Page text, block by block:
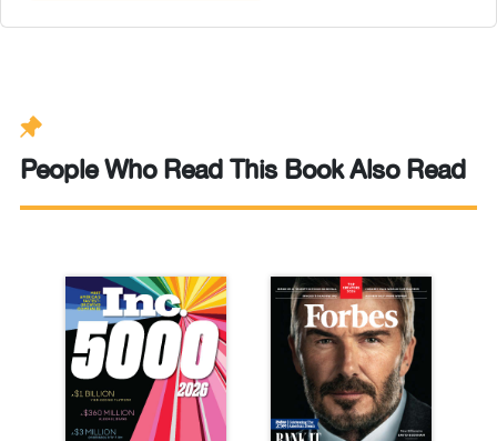
People Who Read This Book Also Read